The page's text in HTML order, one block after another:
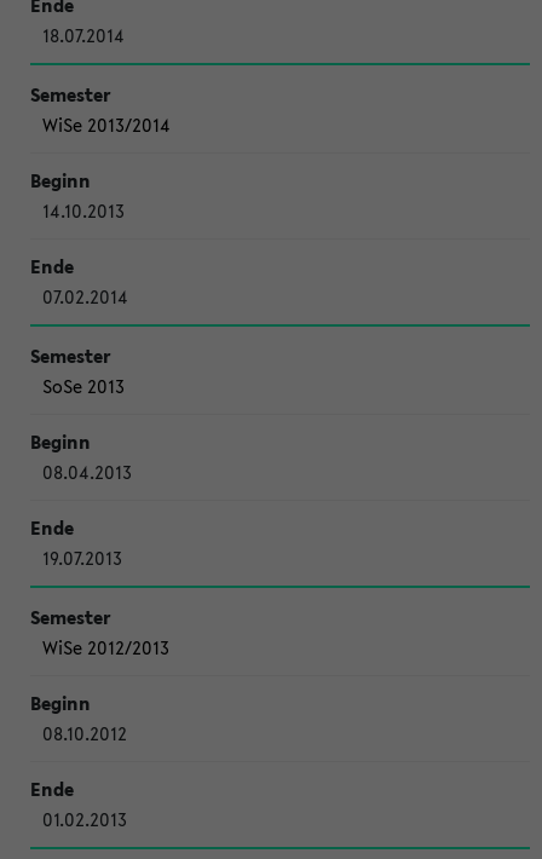
18.07.2014
WiSe 2013/2014
14.10.2013
07.02.2014
SoSe 2013
08.04.2013
19.07.2013
WiSe 2012/2013
08.10.2012
01.02.2013